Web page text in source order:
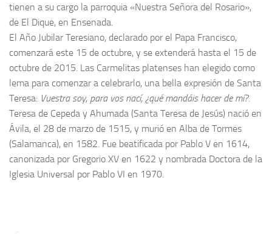
tienen a su cargo la parroquia «Nuestra Señora del Rosario»,
de El Dique, en Ensenada.
El Año Jubilar Teresiano, declarado por el Papa Francisco,
comenzará este 15 de octubre, y se extenderá hasta el 15 de
octubre de 2015. Las Carmelitas platenses han elegido como
lema para comenzar a celebrarlo, una bella expresión de Santa
Teresa: Vuestra soy, para vos nací, ¿qué mandáis hacer de mí?.
Teresa de Cepeda y Ahumada (Santa Teresa de Jesús) nació en
Ávila, el 28 de marzo de 1515, y murió en Alba de Tormes
(Salamanca), en 1582. Fue beatificada por Pablo V en 1614,
canonizada por Gregorio XV en 1622 y nombrada Doctora de la
Iglesia Universal por Pablo VI en 1970.